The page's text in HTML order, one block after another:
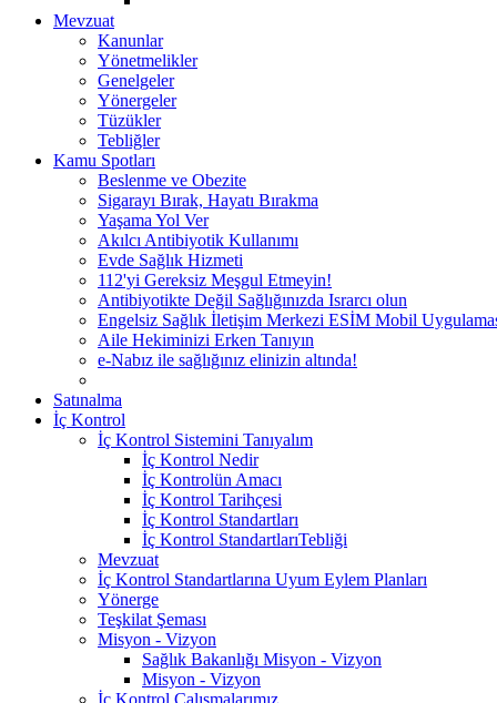
Mevzuat
Kanunlar
Yönetmelikler
Genelgeler
Yönergeler
Tüzükler
Tebliğler
Kamu Spotları
Beslenme ve Obezite
Sigarayı Bırak, Hayatı Bırakma
Yaşama Yol Ver
Akılcı Antibiyotik Kullanımı
Evde Sağlık Hizmeti
112'yi Gereksiz Meşgul Etmeyin!
Antibiyotikte Değil Sağlığınızda Israrcı olun
Engelsiz Sağlık İletişim Merkezi ESİM Mobil
Aile Hekiminizi Erken Tanıyın
e-Nabız ile sağlığınız elinizin altında!
Satınalma
İç Kontrol
İç Kontrol Sistemini Tanıyalım
İç Kontrol Nedir
İç Kontrolün Amacı
İç Kontrol Tarihçesi
İç Kontrol Standartları
İç Kontrol StandartlarıTebliği
Mevzuat
İç Kontrol Standartlarına Uyum Eylem Planları
Yönerge
Teşkilat Şeması
Misyon - Vizyon
Sağlık Bakanlığı Misyon - Vizyon
Misyon - Vizyon
İç Kontrol Çalışmalarımız